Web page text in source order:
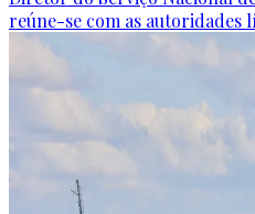
reúne-se com as autoridades